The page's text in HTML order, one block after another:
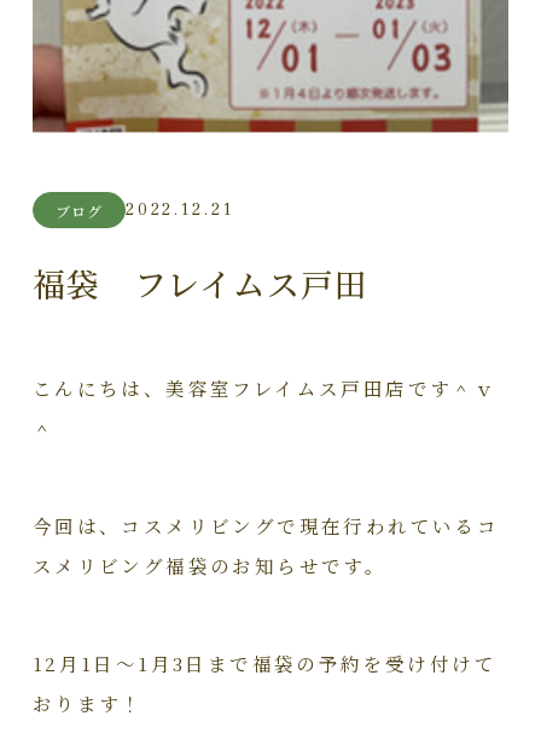
ブログ 2022.12.21
福袋 フレイムス戸田
こんにちは、美容室フレイムス戸田店です＾ｖ
＾
今回は、コスメリビングで現在行われているコ
スメリビング福袋のお知らせです。
12月1日～1月3日まで福袋の予約を受け付けて
おります！